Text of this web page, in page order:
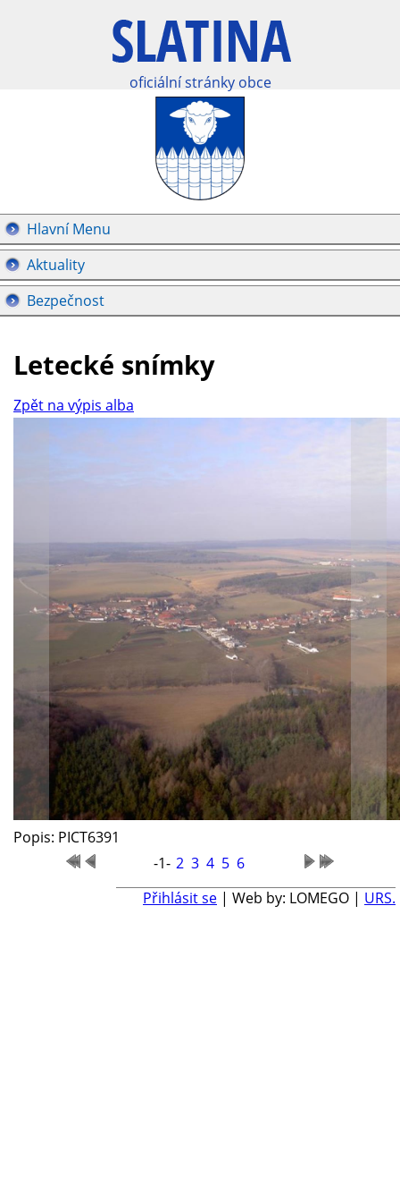
oficiální stránky obce
Hlavní Menu
Aktuality
Bezpečnost
Letecké snímky
Zpět na výpis alba
Popis: PICT6391
-1- 2 3 4 5 6
Přihlásit se | Web by: LOMEGO | URS.